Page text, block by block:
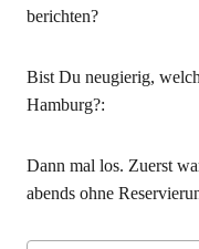
berichten?
Bist Du neugierig,
Hamburg?:
Dann mal los. Zuerst
abends ohne